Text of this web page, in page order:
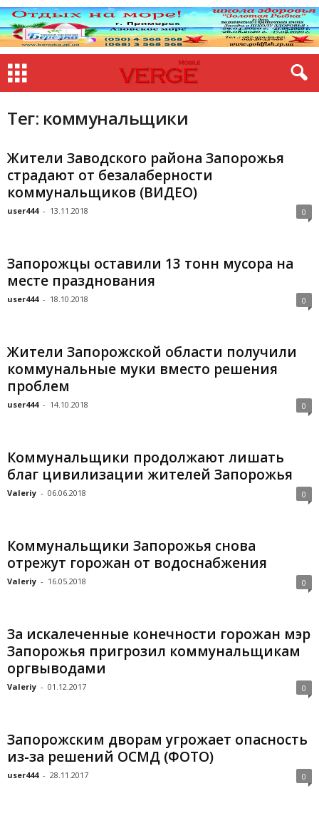
Тег: коммунальщики
Жители Заводского района Запорожья
страдают от безалаберности
коммунальщиков (ВИДЕО)
user444 - 13.11.2018 0
Запорожцы оставили 13 тонн мусора на
месте празднования
user444 - 18.10.2018 0
Жители Запорожской области получили
коммунальные муки вместо решения
проблем
user444 - 14.10.2018 0
Коммунальщики продолжают лишать
благ цивилизации жителей Запорожья
Valeriy - 06.06.2018 0
Коммунальщики Запорожья снова
отрежут горожан от водоснабжения
Valeriy - 16.05.2018 0
За искалеченные конечности горожан мэр
Запорожья пригрозил коммунальщикам
оргвыводами
Valeriy - 01.12.2017 0
Запорожским дворам угрожает опасность
из-за решений ОСМД (ФОТО)
user444 - 28.11.2017 0